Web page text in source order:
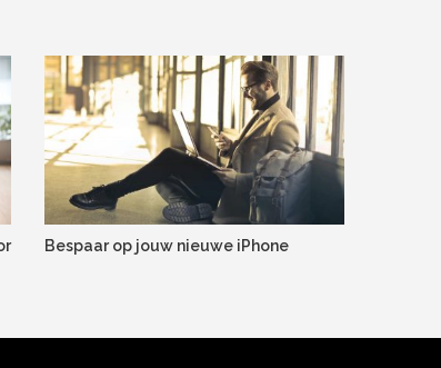
Bespaar op jouw nieuwe iPhone